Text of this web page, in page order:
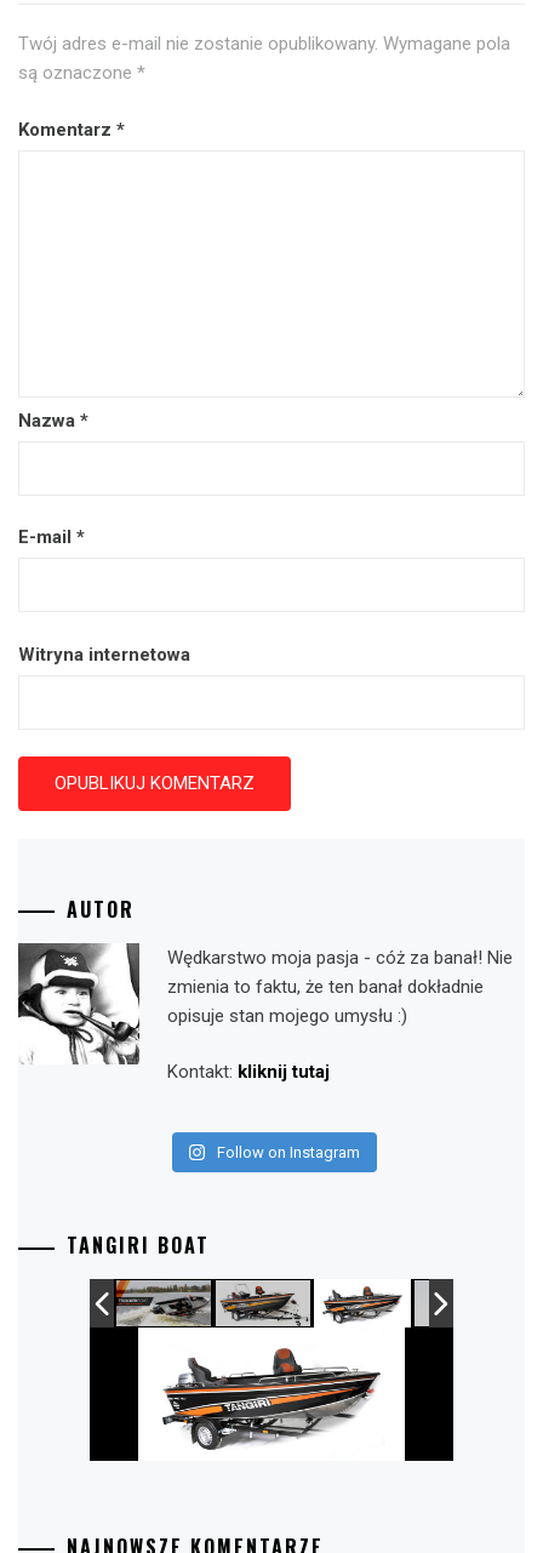
Twój adres e-mail nie zostanie opublikowany. Wymagane pola
są oznaczone *
Komentarz *
Nazwa *
E-mail *
Witryna internetowa
AUTOR
Wędkarstwo moja pasja - cóż za banał! Nie
zmienia to faktu, że ten banał dokładnie
opisuje stan mojego umysłu :)
Kontakt: kliknij tutaj
Follow on Instagram
TANGIRI BOAT
NAJNOWSZE KOMENTARZE